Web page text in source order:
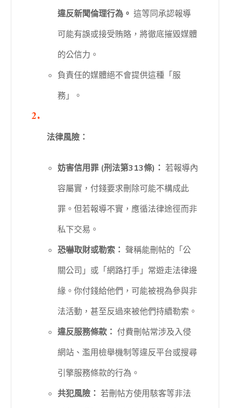
違反新聞倫理行為。 這等同承認報導
可能有誤或接受賄賂，將徹底摧毀媒體
的公信力。
負責任的媒體絕不會提供這種「服
務」。
法律風險：
妨害信用罪 (刑法第313條)： 若報導內
容屬實，付錢要求刪除可能不構成此
罪。但若報導不實，應循法律途徑而非
私下交易。
恐嚇取財或勒索： 聲稱能刪帖的「公
關公司」或「網路打手」常遊走法律邊
緣。你付錢給他們，可能被視為參與非
法活動，甚至反過來被他們持續勒索。
違反服務條款： 付費刪帖常涉及入侵
網站、濫用檢舉機制等違反平台或搜尋
引擎服務條款的行為。
共犯風險： 若刪帖方使用駭客等非法